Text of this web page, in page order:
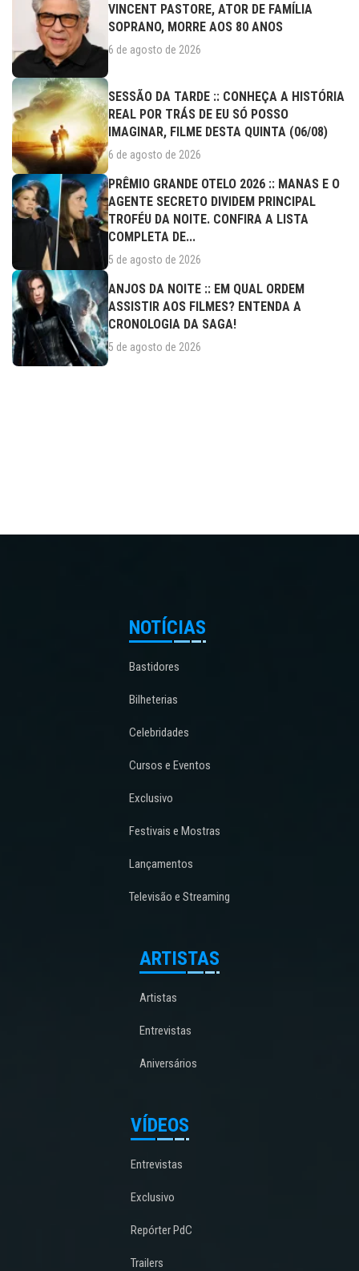
VINCENT PASTORE, ATOR DE FAMÍLIA
SOPRANO, MORRE AOS 80 ANOS
6 de agosto de 2026
SESSÃO DA TARDE :: CONHEÇA A HISTÓRIA
REAL POR TRÁS DE EU SÓ POSSO
IMAGINAR, FILME DESTA QUINTA (06/08)
6 de agosto de 2026
PRÊMIO GRANDE OTELO 2026 :: MANAS E O
AGENTE SECRETO DIVIDEM PRINCIPAL
TROFÉU DA NOITE. CONFIRA A LISTA
COMPLETA DE...
5 de agosto de 2026
ANJOS DA NOITE :: EM QUAL ORDEM
ASSISTIR AOS FILMES? ENTENDA A
CRONOLOGIA DA SAGA!
5 de agosto de 2026
NOTÍCIAS
Bastidores
Bilheterias
Celebridades
Cursos e Eventos
Exclusivo
Festivais e Mostras
Lançamentos
Televisão e Streaming
ARTISTAS
Artistas
Entrevistas
Aniversários
VÍDEOS
Entrevistas
Exclusivo
Repórter PdC
Trailers